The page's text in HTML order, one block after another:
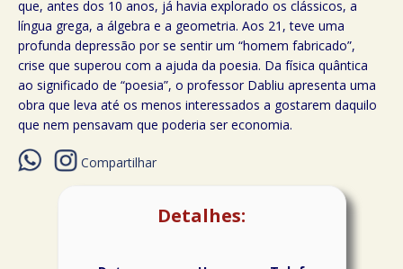
que, antes dos 10 anos, já havia explorado os clássicos, a
língua grega, a álgebra e a geometria. Aos 21, teve uma
profunda depressão por se sentir um “homem fabricado”,
crise que superou com a ajuda da poesia. Da física quântica
ao significado de “poesia”, o professor Dabliu apresenta uma
obra que leva até os menos interessados a gostarem daquilo
que nem pensavam que poderia ser economia.
Compartilhar
Detalhes: